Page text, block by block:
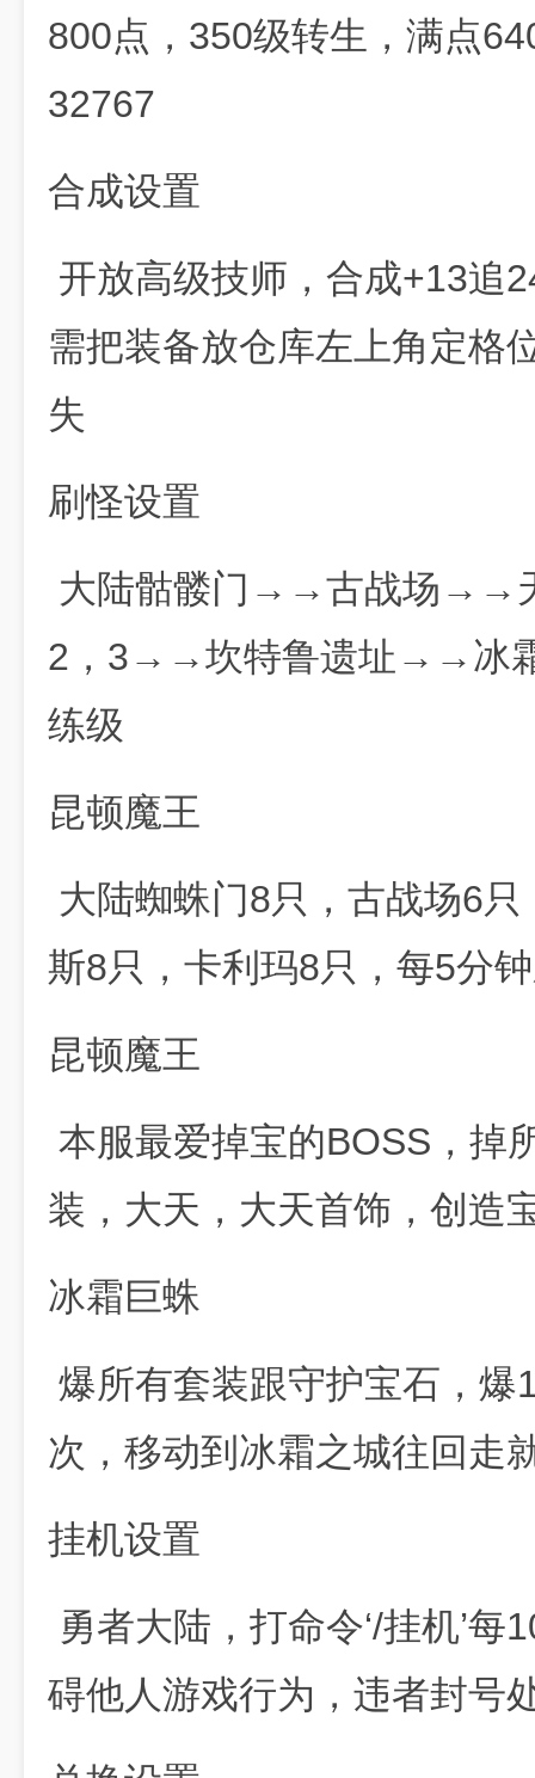
800点，350级转生，满点
32767
合成设置
开放高级技师，合成+13追
需把装备放仓库左上角定格
失
刷怪设置
大陆骷髅门→→古战场→→
2，3→→坎特鲁遗址→→冰
练级
昆顿魔王
大陆蜘蛛门8只，古战场6
斯8只，卡利玛8只，每5分
昆顿魔王
本服最爱掉宝的BOSS，掉
装，大天，大天首饰，创造
冰霜巨蛛
爆所有套装跟守护宝石，
次，移动到冰霜之城往回走
挂机设置
勇者大陆，打命令‘/挂机’
碍他人游戏行为，违者封号